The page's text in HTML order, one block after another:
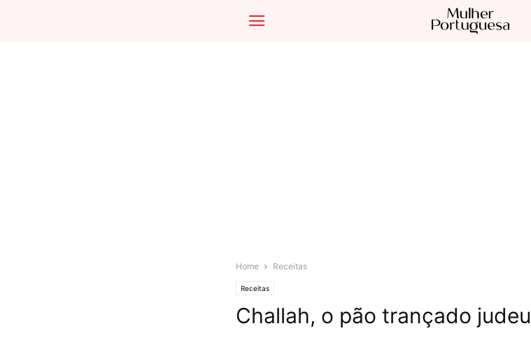
Home Receitas
Receitas
Challah, o pão trançado judeu